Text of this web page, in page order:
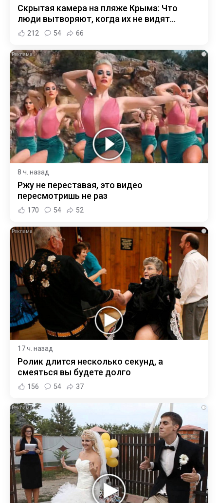
Скрытая камера на пляже Крыма: Что
люди вытворяют, когда их не видят...
212 54 66
i
8 ч. назад
Ржу не переставая, это видео
пересмотришь не раз
170 54 52
i
17 ч. назад
Ролик длится несколько секунд, а
смеяться вы будете долго
156 54 37
i